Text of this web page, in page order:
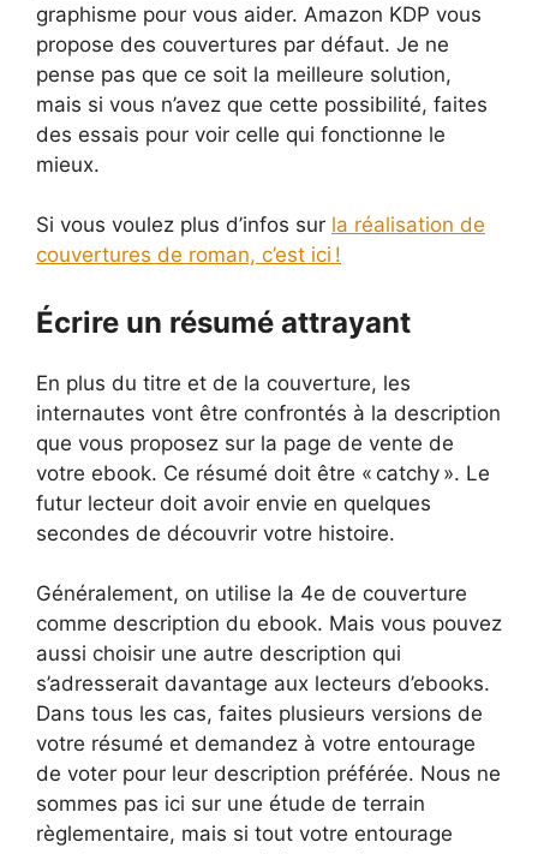
graphisme pour vous aider. Amazon KDP vous
propose des couvertures par défaut. Je ne
pense pas que ce soit la meilleure solution,
mais si vous n’avez que cette possibilité, faites
des essais pour voir celle qui fonctionne le
mieux.
Si vous voulez plus d’infos sur la réalisation de
couvertures de roman, c’est ici !
Écrire un résumé attrayant
En plus du titre et de la couverture, les
internautes vont être confrontés à la description
que vous proposez sur la page de vente de
votre ebook. Ce résumé doit être « catchy ». Le
futur lecteur doit avoir envie en quelques
secondes de découvrir votre histoire.
Généralement, on utilise la 4e de couverture
comme description du ebook. Mais vous pouvez
aussi choisir une autre description qui
s’adresserait davantage aux lecteurs d’ebooks.
Dans tous les cas, faites plusieurs versions de
votre résumé et demandez à votre entourage
de voter pour leur description préférée. Nous ne
sommes pas ici sur une étude de terrain
règlementaire, mais si tout votre entourage